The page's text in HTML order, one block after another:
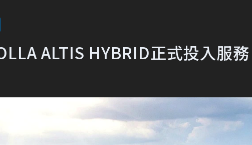
ALTIS HYBRID正式投入服務